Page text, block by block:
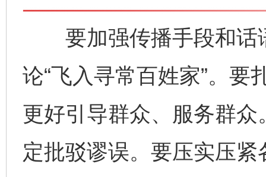
要加强传播手段和话
论“飞入寻常百姓家”。要
更好引导群众、服务群
定批驳谬误。要压实压